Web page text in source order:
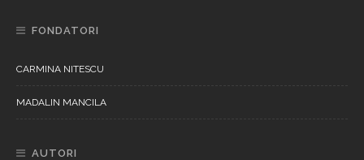
FONDATORI
CARMINA NITESCU
MADALIN MANCILA
AUTORI